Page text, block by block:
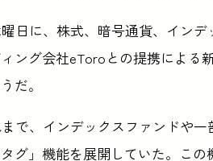
日に、株式、暗号通貨、イン
ング会社eToroとの提携による
だ。
で、インデックスファンドや
タグ」機能を展開していた。こ